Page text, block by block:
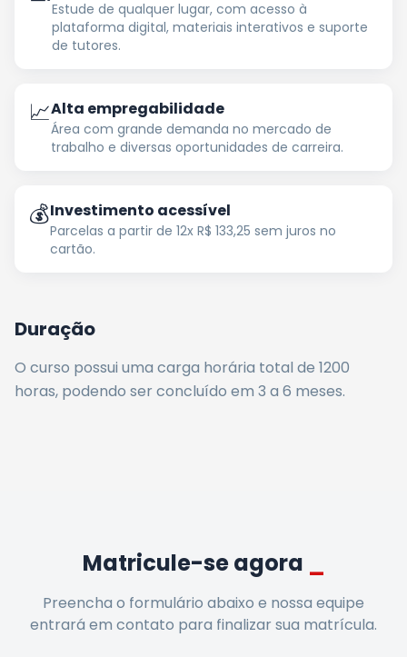
Estude de qualquer lugar, com acesso à
plataforma digital, materiais interativos e suporte
de tutores.
📈Alta empregabilidade
Área com grande demanda no mercado de
trabalho e diversas oportunidades de carreira.
💰Investimento acessível
Parcelas a partir de 12x R$ 133,25 sem juros no
cartão.
Duração
O curso possui uma carga horária total de 1200
horas, podendo ser concluído em 3 a 6 meses.
Matricule-se agora
Preencha o formulário abaixo e nossa equipe
entrará em contato para finalizar sua matrícula.